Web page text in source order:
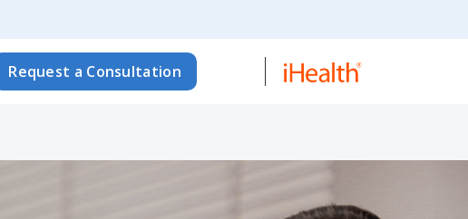
Request a Consultation